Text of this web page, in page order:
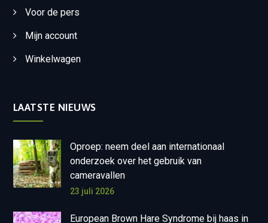
Voor de pers
Mijn account
Winkelwagen
LAATSTE NIEUWS
Oproep: neem deel aan internationaal
onderzoek over het gebruik van
cameravallen
23 juli 2026
European Brown Hare Syndrome bij haas in